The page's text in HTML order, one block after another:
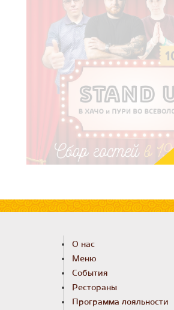
О нас
Меню
События
Рестораны
Программа лояльности